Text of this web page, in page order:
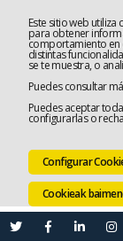
Este sitio web
para obtener
comportamiento en
distintas
se te muestra, o
Puedes consultar
Puedes aceptar
configurarlas o
Configurar
Cookieak